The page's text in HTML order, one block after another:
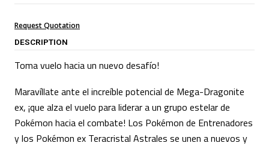
Request Quotation
DESCRIPTION
Toma vuelo hacia un nuevo desafío!
Maravíllate ante el increíble potencial de Mega-Dragonite
ex, ¡que alza el vuelo para liderar a un grupo estelar de
Pokémon hacia el combate! Los Pokémon de Entrenadores
y los Pokémon ex Teracristal Astrales se unen a nuevos y